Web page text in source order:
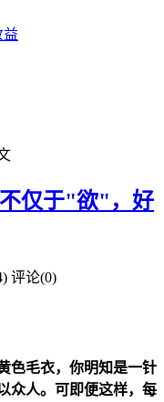
益
仅于"欲"，好
评论(0)
色毛衣，你明知是一针
众人。可即便这样，每